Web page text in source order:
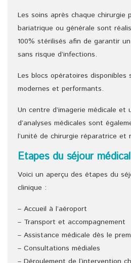
Les soins après chaque chirurgie
bariatrique ou générale sont
100% stérilisés afin de garantir
sans risque d’infections.
Les blocs opératoires disponibles
modernes et performants.
Un centre d’imagerie médicale et
d’analyses médicales sont
l’unité de chirurgie réparatrice et
Etapes du séjour
Voici un aperçu des étapes du
clinique :
– Accueil à l’aéroport
– Transport et accompagnement
– Assistance médicale dès le
– Consultations médiales